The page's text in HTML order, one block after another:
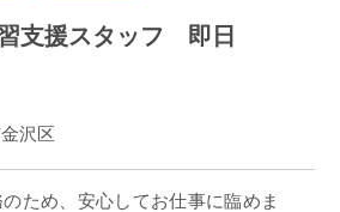
支援スタッフ 即日
沢区
ため、安心してお仕事に臨めま